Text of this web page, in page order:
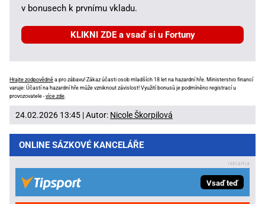
v bonusech k prvnímu vkladu.
KLIKNI ZDE a vsaď si u Fortuny
Hrajte zodpovědně a pro zábavu! Zákaz účasti osob mladších 18 let na hazardní hře. Ministerstvo financí
varuje: Účastí na hazardní hře může vzniknout závislost! Využití bonusů je podmíněno registrací u
provozovatele -více zde.
24.02.2026 13:45 | Autor: Nicole Škorpilová
ONLINE SÁZKOVÉ KANCELÁŘE
Vsaď teď